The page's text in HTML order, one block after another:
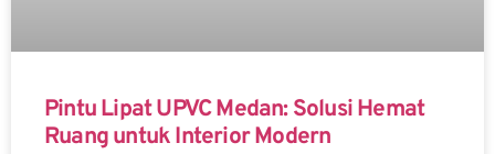
Pintu Lipat UPVC Medan: Solusi Hemat
Ruang untuk Interior Modern